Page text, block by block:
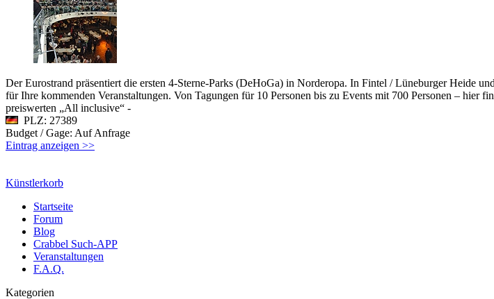
Der Eurostrand präsentiert die ersten 4-Sterne-Parks (DeHoGa) in Norderopa. In Fintel / Lüneburger Heide
für Ihre kommenden Veranstaltungen. Von Tagungen für 10 Personen bis zu Events mit 700 Personen – hier
preiswerten „All inclusive“ -
PLZ: 27389
Budget / Gage: Auf Anfrage
Eintrag anzeigen >>
Künstlerkorb
Startseite
Forum
Blog
Crabbel Such-APP
Veranstaltungen
F.A.Q.
Kategorien